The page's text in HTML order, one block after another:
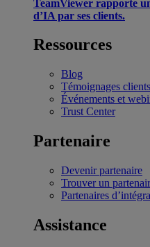
TeamViewer rapporte
d’IA par ses clients.
Ressources
Blog
Témoignages clients
Événements et
Trust Center
Partenaire
Devenir partenaire
Trouver un
Partenaires
Assistance